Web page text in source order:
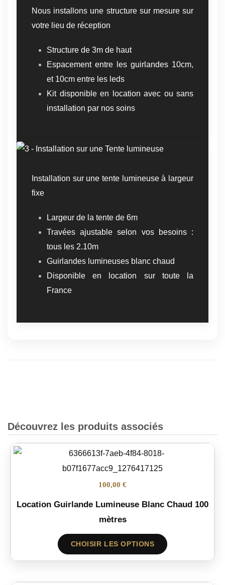
Nous installons une structure sur mesure sur
votre lieu de réception
Structure de 3m de haut
Espacement entre les guirlandes 10cm,
et 10cm entre les leds
Kit disponible en location avec ou sans
installation par nos soins
Installation sur une tente lumineuse à largeur
fixe
Largeur de la tente de 6m
Travées ajustable selon vos besoins :
tous les 2.10m
Guirlandes lumineuses blanc chaud
Disponible en location sur toute la
France
Découvrez les produits associés
100,00 €
Location Guirlande Lumineuse Blanc Chaud 100
mètres
CHOISIR LES OPTIONS